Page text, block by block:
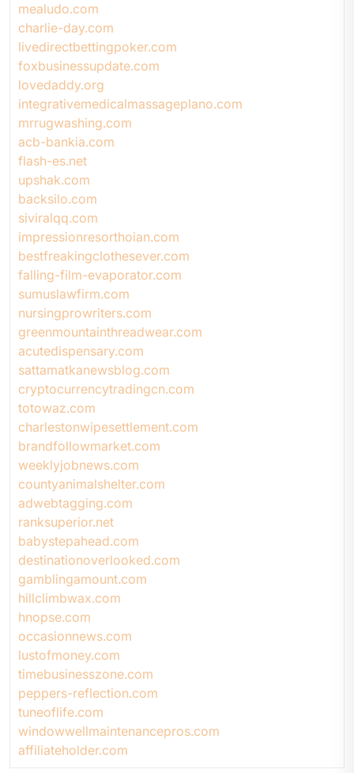
mealudo.com
charlie-day.com
livedirectbettingpoker.com
foxbusinessupdate.com
lovedaddy.org
integrativemedicalmassageplano.com
mrrugwashing.com
acb-bankia.com
flash-es.net
upshak.com
backsilo.com
siviralqq.com
impressionresorthoian.com
bestfreakingclothesever.com
falling-film-evaporator.com
sumuslawfirm.com
nursingprowriters.com
greenmountainthreadwear.com
acutedispensary.com
sattamatkanewsblog.com
cryptocurrencytradingcn.com
totowaz.com
charlestonwipesettlement.com
brandfollowmarket.com
weeklyjobnews.com
countyanimalshelter.com
adwebtagging.com
ranksuperior.net
babystepahead.com
destinationoverlooked.com
gamblingamount.com
hillclimbwax.com
hnopse.com
occasionnews.com
lustofmoney.com
timebusinesszone.com
peppers-reflection.com
tuneoflife.com
windowwellmaintenancepros.com
affiliateholder.com